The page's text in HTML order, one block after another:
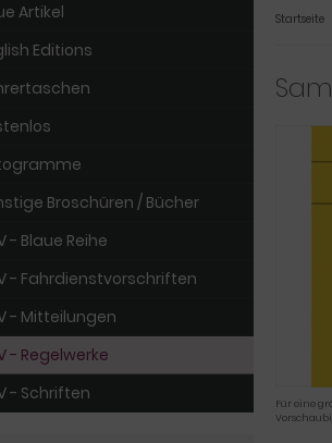
Startseite
Für eine
Artikel
Editions
Broschüren / Bücher
- Blaue Reihe
- Fahrdienstvorschriften
- Mitteilungen
- Regelwerke
- Schriften